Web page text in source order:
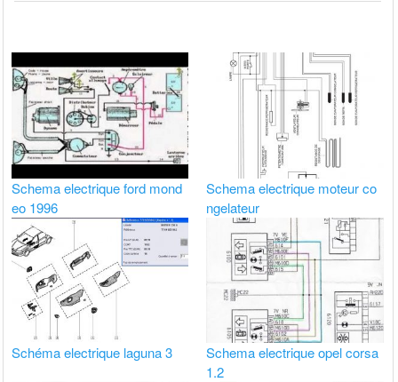
Schema electrique ford mond
eo 1996
Schema electrique moteur co
ngelateur
Schéma electrique laguna 3
Schema electrique opel corsa
1.2